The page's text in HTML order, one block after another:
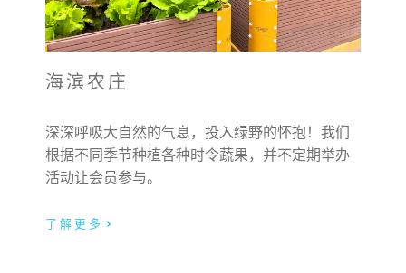
海滨农庄
深深呼吸大自然的气息，投入绿野的怀抱！我们
根据不同季节种植各种时令蔬果，并不定期举办
活动让会员参与。
了解更多